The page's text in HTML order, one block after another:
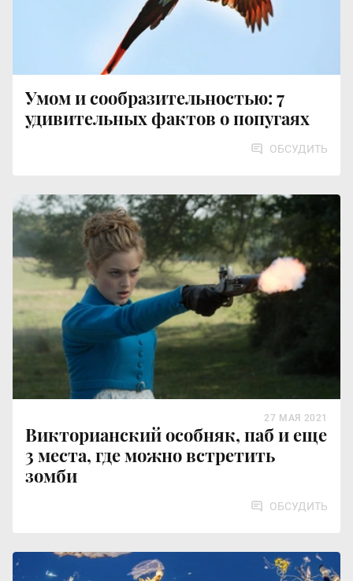
Умом и сообразительностью: 7
удивительных фактов о попугаях
ОБСУДИТЬ
Викторианский особняк, паб и еще
3 места, где можно встретить
зомби
27 МАЯ 2021
ОБСУДИТЬ